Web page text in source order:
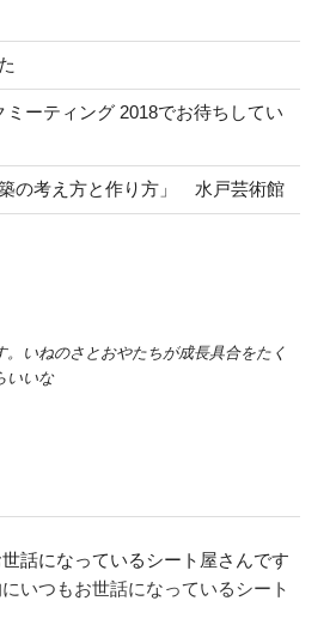
ーティング 2018でお待ちしてい
の考え方と作り方」 水戸芸術館
。いねのさとおやたちが成長具合をたく
いいな
世話になっているシート屋さんです
いつもお世話になっているシート